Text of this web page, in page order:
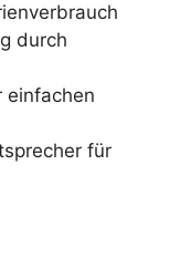
durch
einfachen
für